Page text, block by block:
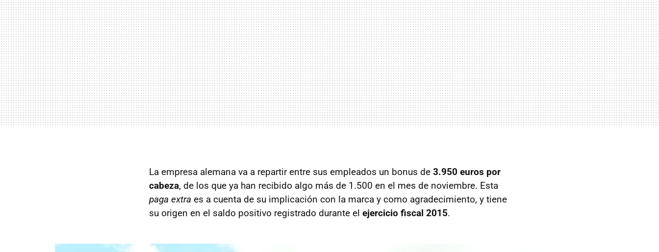
La empresa alemana va a repartir entre sus empleados un bonus de 3.950 euros por
cabeza, de los que ya han recibido algo más de 1.500 en el mes de noviembre. Esta
paga extra es a cuenta de su implicación con la marca y como agradecimiento, y tiene
su origen en el saldo positivo registrado durante el ejercicio fiscal 2015.